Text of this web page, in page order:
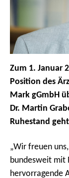
Zum 1. Januar
Position des
Mark gGmbH
Dr. Martin
Ruhestand
„Wir freuen
bundesweit mit
hervorragende